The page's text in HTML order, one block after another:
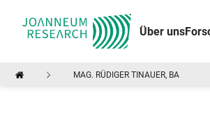
Über uns
MAG. RÜDIGER TINAUER, BA